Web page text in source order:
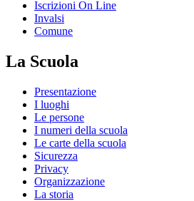
Iscrizioni On Line
Invalsi
Comune
La Scuola
Presentazione
I luoghi
Le persone
I numeri della scuola
Le carte della scuola
Sicurezza
Privacy
Organizzazione
La storia